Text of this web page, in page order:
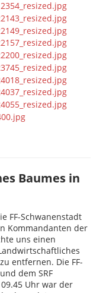
Baumes in
FF-Schwanenstadt
Kommandanten der
uns einen
entfernen. Die FF-
dem SRF
Uhr war der